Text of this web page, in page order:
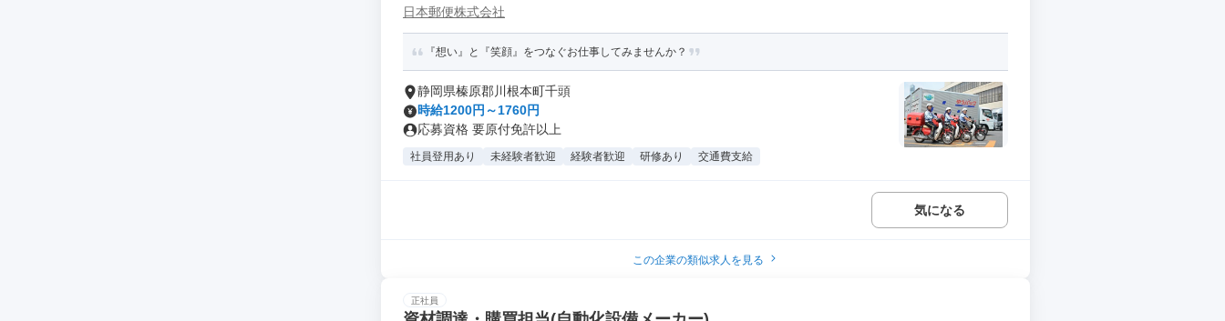
日本郵便株式会社
『想い』と『笑顔』をつなぐお仕事してみませんか？
静岡県榛原郡川根本町千頭
時給1200円～1760円
応募資格 要原付免許以上
社員登用あり 未経験者歓迎 経験者歓迎 研修あり 交通費支給
気になる
この企業の類似求人を見る
正社員